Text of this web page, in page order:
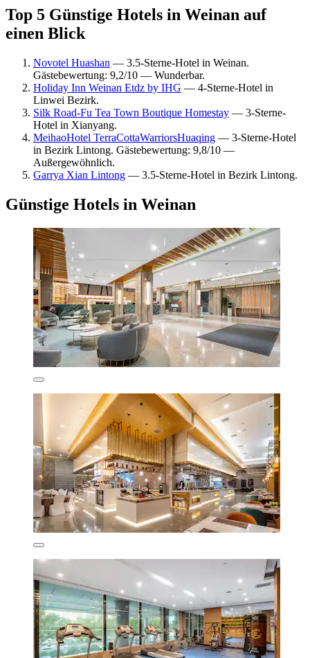
Top 5 Günstige Hotels in Weinan auf
einen Blick
Novotel Huashan — 3.5-Sterne-Hotel in Weinan.
Gästebewertung: 9,2/10 — Wunderbar.
Holiday Inn Weinan Etdz by IHG — 4-Sterne-Hotel in
Linwei Bezirk.
Silk Road-Fu Tea Town Boutique Homestay — 3-Sterne-
Hotel in Xianyang.
MeihaoHotel TerraCottaWarriorsHuaqing — 3-Sterne-Hotel
in Bezirk Lintong. Gästebewertung: 9,8/10 —
Außergewöhnlich.
Garrya Xian Lintong — 3.5-Sterne-Hotel in Bezirk Lintong.
Günstige Hotels in Weinan